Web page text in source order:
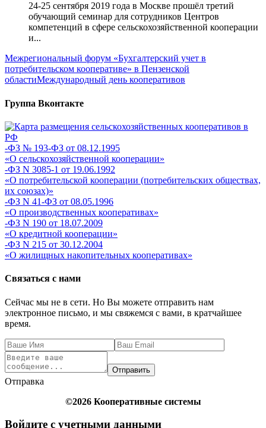
24-25 сентября 2019 года в Москве прошёл третий
обучающий семинар для сотрудников Центров
компетенций в сфере сельскохозяйственной кооперации
и...
Межрегиональный форум «Бухгалтерский учет в
потребительском кооперативе» в Пензенской
областиМеждународный день кооперативов
Группа Вконтакте
-ФЗ № 193-ФЗ от 08.12.1995
«О сельскохозяйственной кооперации»
-ФЗ N 3085-1 от 19.06.1992
«О потребительской кооперации (потребительских обществах,
их союзах)»
-ФЗ N 41-ФЗ от 08.05.1996
«О производственных кооперативах»
-ФЗ N 190 от 18.07.2009
«О кредитной кооперации»
-ФЗ N 215 от 30.12.2004
«О жилищных накопительных кооперативах»
Связаться с нами
Сейчас мы не в сети. Но Вы можете отправить нам
электронное письмо, и мы свяжемся с вами, в кратчайшее
время.
Отправить
Отправка
©2026 Кооперативные системы
Войдите с учетными данными